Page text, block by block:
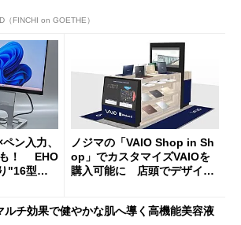
（FINCHI on GOETHE）
ン入力、
も！ EHO
"16型モ
ノジマの「VAIO Shop in Sh
op」でカスタマイズVAIOを
購入可能に 店頭でデザイン
ルチ効果で健やかな肌へ導く高機能美容液